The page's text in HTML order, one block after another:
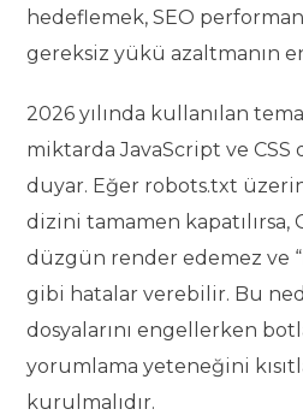
hedeflemek, SEO
gereksiz yükü azaltmanın
2026 yılında kullanılan
miktarda JavaScript ve CSS
duyar. Eğer robots.txt
dizini tamamen kapatılırsa,
düzgün render edemez ve
gibi hatalar verebilir. Bu
dosyalarını engellerken
yorumlama yeteneğini
kurulmalıdır.